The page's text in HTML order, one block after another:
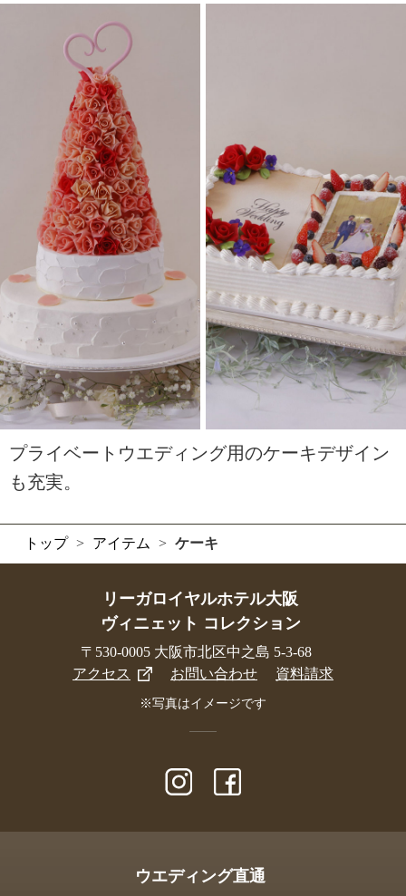
プライベートウエディング用のケーキデザイン
も充実。
トップ > アイテム > ケーキ
リーガロイヤルホテル大阪
ヴィニェット コレクション
〒530-0005 大阪市北区中之島 5-3-68
アクセス
お問い合わせ 資料請求
※写真はイメージです
ウエディング直通